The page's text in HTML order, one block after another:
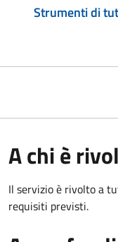
Strumenti di
A chi è
Il servizio è rivolto a
requisiti previsti.